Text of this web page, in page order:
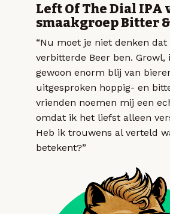
Left Of The Dial IPA
smaakgroep Bitter
“Nu moet je niet denken dat
verbitterde Beer ben. Growl,
gewoon enorm blij van
uitgesproken hoppig- en
vrienden noemen mij een
omdat ik het liefst alleen
Heb ik trouwens al verteld
betekent?”